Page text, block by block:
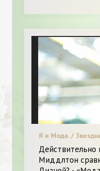
Я и Мода. /
Действительно
Миддлтон